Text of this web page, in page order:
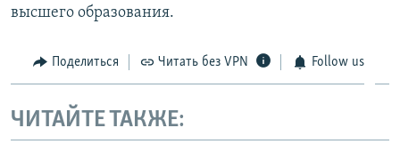
высшего образования.
Поделиться Читать без VPN Follow us
ЧИТАЙТЕ ТАКЖЕ: